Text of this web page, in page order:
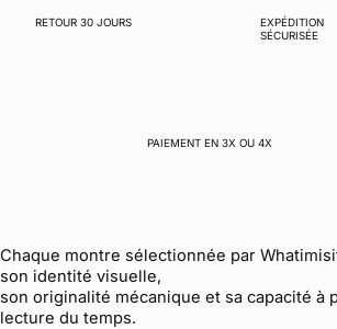
RETOUR 30 JOURS
EXPÉDITION
SÉCURISÉE
PAIEMENT EN 3X OU 4X
Chaque montre sélectionnée par
son identité visuelle,
son originalité mécanique et sa capacité à
lecture du temps.